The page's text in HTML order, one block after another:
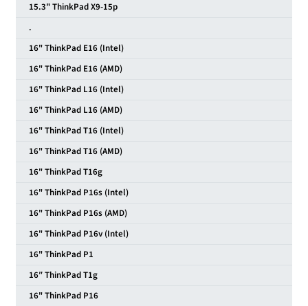
15.3" ThinkPad X9-15p
.
16" ThinkPad E16 (Intel)
16" ThinkPad E16 (AMD)
16" ThinkPad L16 (Intel)
16" ThinkPad L16 (AMD)
16" ThinkPad T16 (Intel)
16" ThinkPad T16 (AMD)
16" ThinkPad T16g
16" ThinkPad P16s (Intel)
16" ThinkPad P16s (AMD)
16" ThinkPad P16v (Intel)
16" ThinkPad P1
16″ ThinkPad T1g
16" ThinkPad P16